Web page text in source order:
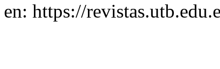
en: https://